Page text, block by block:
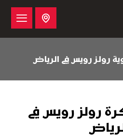
رولز رويس في الرياض
رولز رويس في